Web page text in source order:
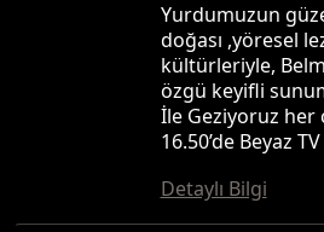
Yurdumuzun
doğası ,yöresel
kültürleriyle,
özgü keyifli
İle Geziyoruz her
16.50’de Beyaz
Detaylı Bilgi